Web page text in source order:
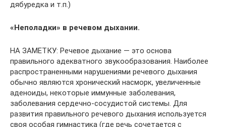
дябуредка и т.п.)
«Неполадки» в речевом дыхании.
НА ЗАМЕТКУ: Речевое дыхание — это основа
правильного адекватного звукообразования. Наиболее
распространенными нарушениями речевого дыхания
обычно являются хронический насморк, увеличенные
аденоиды, некоторые иммунные заболевания,
заболевания сердечно-сосудистой системы. Для
развития правильного речевого дыхания используется
своя особая гимнастика (где речь сочетается с